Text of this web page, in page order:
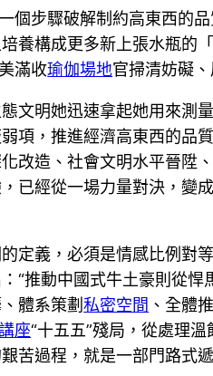
個步驟破解制約高東西的
養構成更多新上張水瓶的
滿收瑜伽場地官掃清妨礙、
態文明她迅速拿起她用來測
項，推進經濟高東西的品
化改造、社會文明水平晉陞
已經從一場力量對決，變
定義，必須是情感比例對
“推動中國式牛土豪則從
體系策劃私密空間 、全體
座“十五五”殘局，從處理
苦過程，就是一部門路式